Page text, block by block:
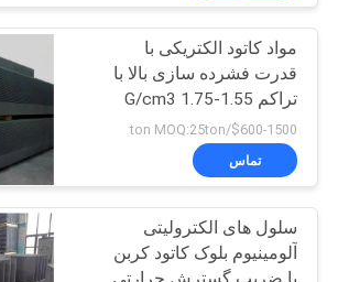
کنترل
کیفیت
تماس
بگیرید
فلوراید آلومینیوم
268
مواد کاتود الکتریکی با
قدرت فشرده سازی بالا با
تراکم 1.55-1.75 G/cm3
$600-1500/ton MOQ:25ton
تماس
سلول های الکترولیتی
آلومینیوم بلوک کاتود کربن